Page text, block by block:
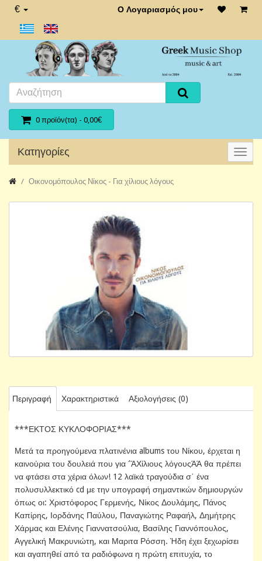
€ Ο Λογαριασμός μου
0 προϊόν(τα) - 0,00€
Κατηγορίες
Οικονομόπουλος Νίκος - Για χίλιους λόγους
Περιγραφή Χαρακτηριστικά Αξιολογήσεις (0)
***ΕΚΤΟΣ ΚΥΚΛΟΦΟΡΙΑΣ***
Μετά τα προηγούμενα πλατινένια albums του Νίκου, έρχεται η
καινούρια του δουλειά που για ΅ΆΧίλιους λόγουςΆΆ θα πρέπει
να φτάσει στα χέρια όλων! 12 λαϊκά τραγούδια σ΄ ένα
πολυσυλλεκτικό cd με την υπογραφή σημαντικών δημιουργών
όπως οι: Χριστόφορος Γερμενής, Νίκος Δουλάμης, Πάνος
Καπίρης, Ιορδάνης Παύλου, Παναγιώτης Ραφαήλ, Δημήτρης
Χάρμας και Ελένης Γιαννατσούλια, Βασίλης Γιαννόπουλος,
Αγγελική Μακρυνιώτη, και Μαριτα Ρόσση. Ήδη έχει ξεχωρίσει
και αγαπηθεί από τα ραδιόφωνα η πρώτη επιτυχία, το